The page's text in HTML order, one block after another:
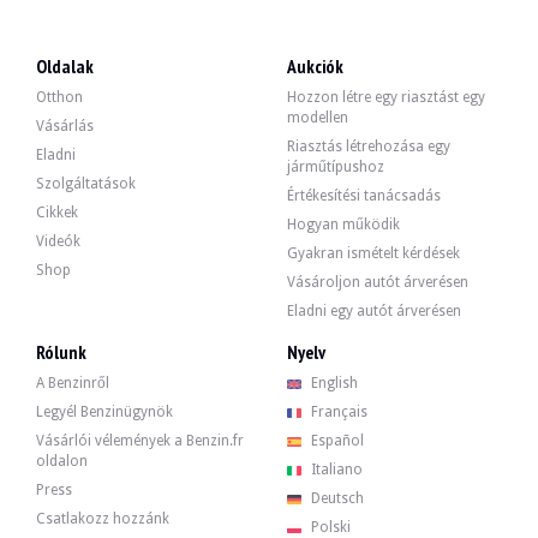
GÉPJÁRMŰ-NYILVÁNTARTÁSI OKMÁNY
Videó
Leírás
Ez a francia gyártmányú, 1988-as Volvo 340 DL egy használt autó,
Kívülről az eladó jelzi, hogy a jármű jó állapotban van. A szürke
A belső térben az eladó jelzi, hogy a jármű nagyon jó állapotban van. A
Oldalak
Otthon
Vásárlás
Eladni
Szolgáltatások
Cikkek
Videók
Shop
Aukciók
Hozzon létre egy riasztást egy
modellen
Riasztás létrehozása egy
járműtípushoz
Értékesítési tanácsadás
Hogyan működik
Gyakran ismételt kérdések
Vásároljon autót árverésen
Eladni egy autót árverésen
Rólunk
A Benzinről
Legyél Benzinügynök
Vásárlói vélemények a Benzin.fr
oldalon
Press
Csatlakozz hozzánk
Nyelv
English
Français
Español
Italiano
Deutsch
Polski